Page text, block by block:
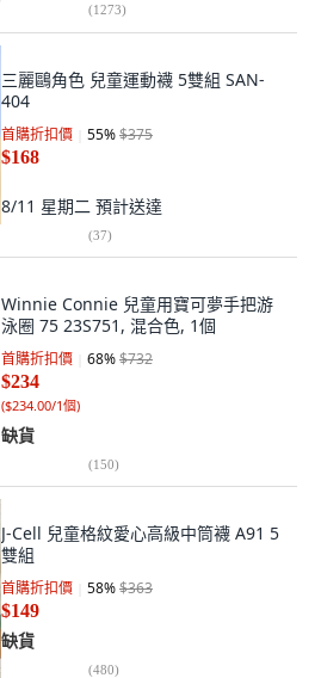
(1273)
三麗鷗角色 兒童運動襪 5雙組 SAN-
404
首購折扣價 55%$375
$168
8/11 星期二 預計送達
(37)
Winnie Connie 兒童用寶可夢手把游
泳圈 75 23S751, 混合色, 1個
首購折扣價 68%$732
$234
($234.00/1個)
缺貨
(150)
J-Cell 兒童格紋愛心高級中筒襪 A91 5
雙組
首購折扣價 58%$363
$149
缺貨
(480)